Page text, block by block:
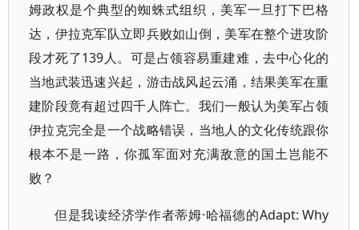
姆政权是个典型的蜘蛛式组织，美军一旦打下巴格
达，伊拉克军队立即兵败如山倒，美军在整个进攻阶
段才死了139人。可是占领容易重建难，去中心化的
当地武装迅速兴起，游击战风起云涌，结果美军在重
建阶段竟有超过四千人阵亡。我们一般认为美军占领
伊拉克完全是一个战略错误，当地人的文化传统跟你
根本不是一路，你孤军面对充满敌意的国土岂能不
败？
但是我读经济学作者蒂姆·哈福德的Adapt: Why